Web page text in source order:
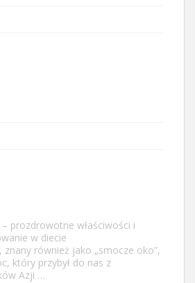
prozdrowotne właściwości i
w diecie
znany również jako „smocze oko”,
który przybył do nas z
Azji …